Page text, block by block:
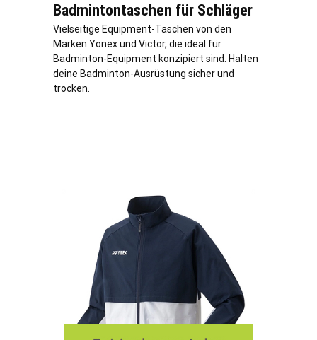
Badmintontaschen für Schläger
Vielseitige Equipment-Taschen von den
Marken Yonex und Victor, die ideal für
Badminton-Equipment konzipiert sind. Halten
deine Badminton-Ausrüstung sicher und
trocken.